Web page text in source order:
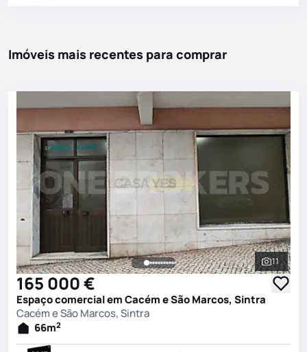
Imóveis mais recentes para comprar
Ver
11
165 000 €
Espaço comercial em Cacém e São Marcos, Sintra
Cacém e São Marcos, Sintra
66m2